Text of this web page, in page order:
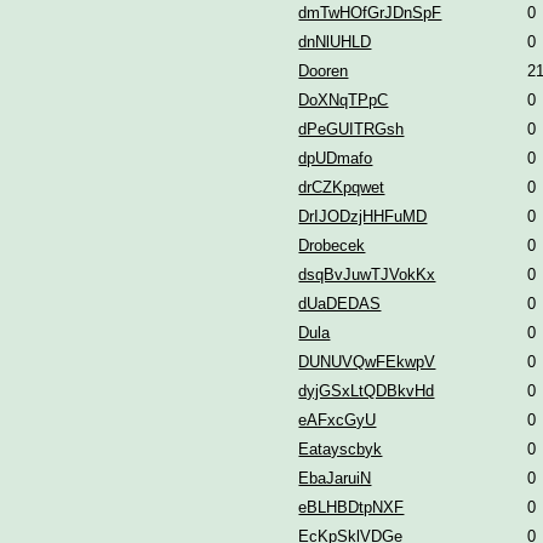
dmTwHOfGrJDnSpF
0
dnNlUHLD
0
Dooren
DoXNqTPpC
0
dPeGUITRGsh
0
dpUDmafo
0
drCZKpqwet
0
DrIJODzjHHFuMD
0
Drobecek
0
dsqBvJuwTJVokKx
0
dUaDEDAS
0
Dula
0
DUNUVQwFEkwpV
0
dyjGSxLtQDBkvHd
0
eAFxcGyU
0
Eatayscbyk
0
EbaJaruiN
0
eBLHBDtpNXF
0
EcKpSklVDGe
0